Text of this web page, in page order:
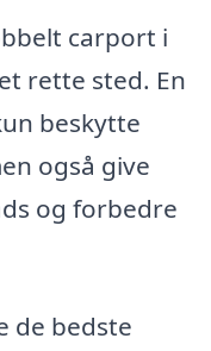
carport i
rette sted. En
beskytte
også give
og forbedre
de bedste